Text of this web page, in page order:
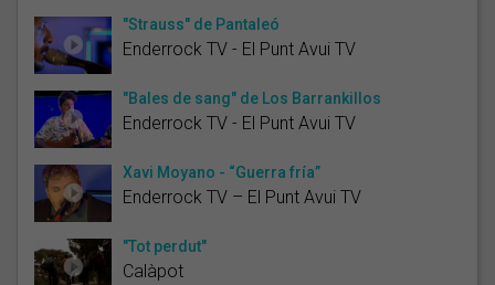
"Strauss" de Pantaleó
Enderrock TV - El Punt Avui TV
"Bales de sang" de Los Barrankillos
Enderrock TV - El Punt Avui TV
Xavi Moyano - “Guerra fría”
Enderrock TV – El Punt Avui TV
"Tot perdut"
Calàpot